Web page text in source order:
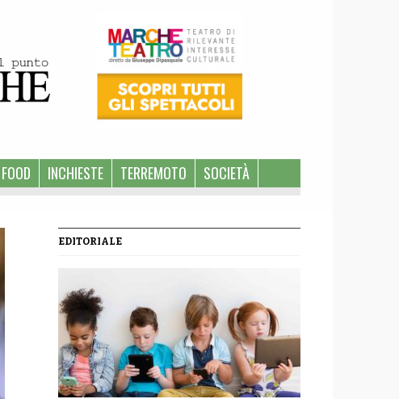
FOOD INCHIESTE TERREMOTO SOCIETÀ
EDITORIALE